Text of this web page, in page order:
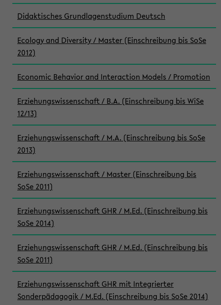
Didaktisches Grundlagenstudium Deutsch
Ecology and Diversity / Master (Einschreibung bis SoSe
2012)
Economic Behavior and Interaction Models / Promotion
Erziehungswissenschaft / B.A. (Einschreibung bis WiSe
12/13)
Erziehungswissenschaft / M.A. (Einschreibung bis SoSe
2013)
Erziehungswissenschaft / Master (Einschreibung bis
SoSe 2011)
Erziehungswissenschaft GHR / M.Ed. (Einschreibung bis
SoSe 2014)
Erziehungswissenschaft GHR / M.Ed. (Einschreibung bis
SoSe 2011)
Erziehungswissenschaft GHR mit Integrierter
Sonderpädagogik / M.Ed. (Einschreibung bis SoSe 2014)